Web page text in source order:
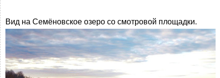
Вид на Семёновское озеро со смотровой площадки.